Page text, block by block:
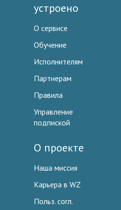
устроено
О сервисе
Обучение
Исполнителям
Партнерам
Правила
Управление
подпиской
О проекте
Наша миссия
Карьера в WZ
Польз. согл.